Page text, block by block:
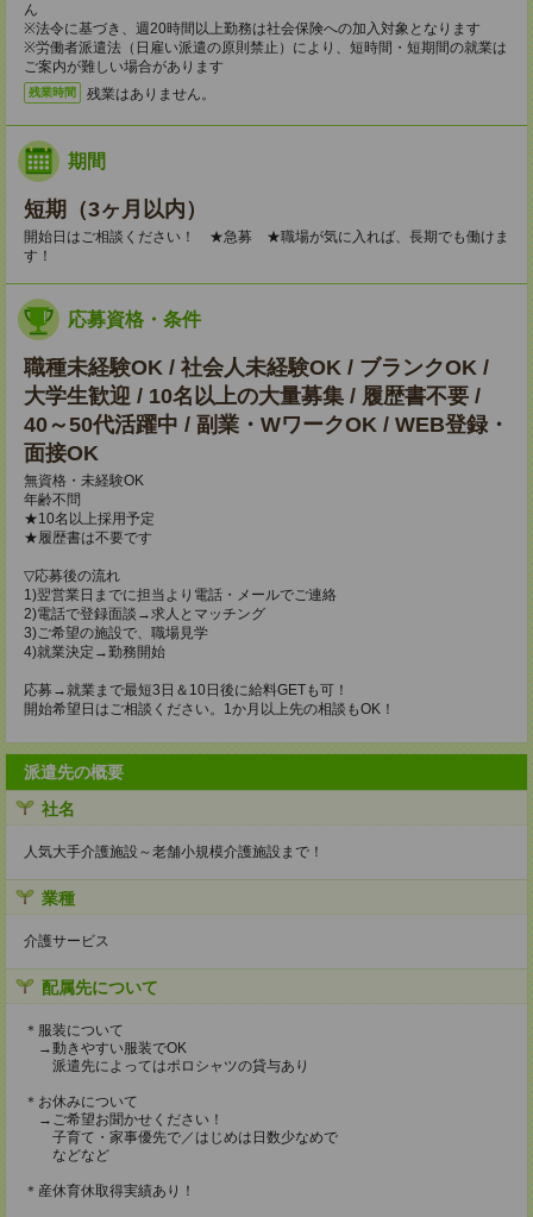
ん
※法令に基づき、週20時間以上勤務は社会保険への加入対象となります
※労働者派遣法（日雇い派遣の原則禁止）により、短時間・短期間の就業は
ご案内が難しい場合があります
残業時間 残業はありません。
期間
短期（3ヶ月以内）
開始日はご相談ください！ ★急募 ★職場が気に入れば、長期でも働けま
す！
応募資格・条件
職種未経験OK / 社会人未経験OK / ブランクOK /
大学生歓迎 / 10名以上の大量募集 / 履歴書不要 /
40～50代活躍中 / 副業・WワークOK / WEB登録・
面接OK
無資格・未経験OK
年齢不問
★10名以上採用予定
★履歴書は不要です
▽応募後の流れ
1)翌営業日までに担当より電話・メールでご連絡
2)電話で登録面談→求人とマッチング
3)ご希望の施設で、職場見学
4)就業決定→勤務開始
応募→就業まで最短3日＆10日後に給料GETも可！
開始希望日はご相談ください。1か月以上先の相談もOK！
派遣先の概要
社名
人気大手介護施設～老舗小規模介護施設まで！
業種
介護サービス
配属先について
＊服装について
→動きやすい服装でOK
派遣先によってはポロシャツの貸与あり
＊お休みについて
→ご希望お聞かせください！
子育て・家事優先で／はじめは日数少なめで
などなど
＊産休育休取得実績あり！